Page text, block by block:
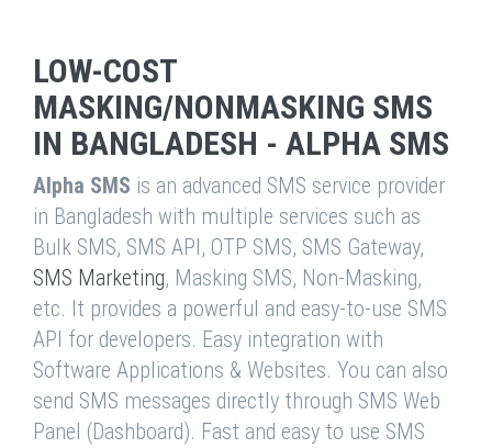
LOW-COST
MASKING/NONMASKING SMS
IN BANGLADESH - ALPHA SMS
Alpha SMS is an advanced SMS service provider
in Bangladesh with multiple services such as
Bulk SMS, SMS API, OTP SMS, SMS Gateway,
SMS Marketing, Masking SMS, Non-Masking,
etc. It provides a powerful and easy-to-use SMS
API for developers. Easy integration with
Software Applications & Websites. You can also
send SMS messages directly through SMS Web
Panel (Dashboard). Fast and easy to use SMS